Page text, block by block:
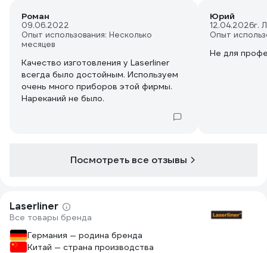
Роман
09.06.2022
Опыт использования: Несколько
месяцев
Качество изготовления у Laserliner
всегда было достойным. Используем
очень много приборов этой фирмы.
Нареканий не было.
Юрий
12.04.2026г.
Опыт
Не для
Посмотреть все отзывы
Laserliner
Все товары бренда
Германия — родина бренда
Китай — страна производства